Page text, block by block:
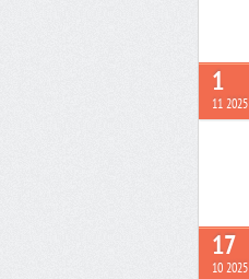
1
11 2025
17
10 2025